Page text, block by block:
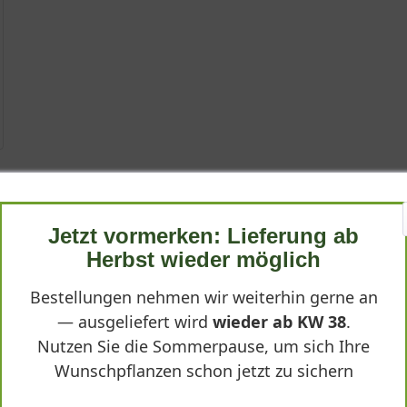
'Christel', ist eine bezaubernde Staude, die mit ihren rosaroten
horstbildenden Wuchs eignet sie sich hervorragend
und ihre vielfältigen Verwendungsmöglichkeiten, von der
Staude, die durch ihre zarten, doch ausdrucksstarken
mit einer besonders attraktiven Blütenfarbe. Ihr Wuchs ist
Diese Eigenschaft macht sie zu einer stabilen und
'Christel'"
Jetzt vormerken: Lieferung ab
Herbst wieder möglich
Bestellungen nehmen wir weiterhin gerne an
— ausgeliefert wird wieder ab KW 38.
Nutzen Sie die Sommerpause, um sich Ihre
Wunschpflanzen schon jetzt zu sichern